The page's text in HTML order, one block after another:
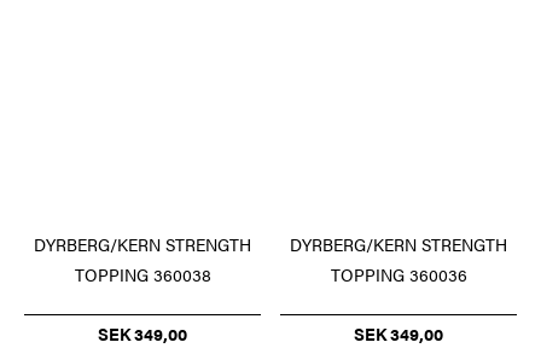
DYRBERG/KERN STRENGTH
TOPPING 360038
SEK 349,00
DYRBERG/KERN STRENGTH
TOPPING 360036
SEK 349,00